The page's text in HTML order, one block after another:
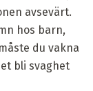
avsevärt.
hos barn,
du vakna
bli svaghet